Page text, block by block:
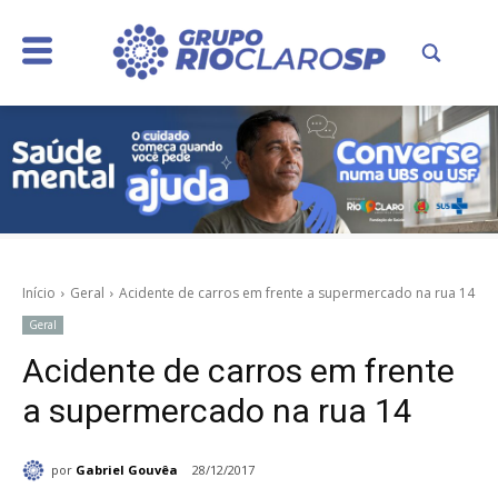
Início Geral Acidente de carros em frente a supermercado na rua 14
Geral
Acidente de carros em frente
a supermercado na rua 14
por Gabriel Gouvêa 28/12/2017